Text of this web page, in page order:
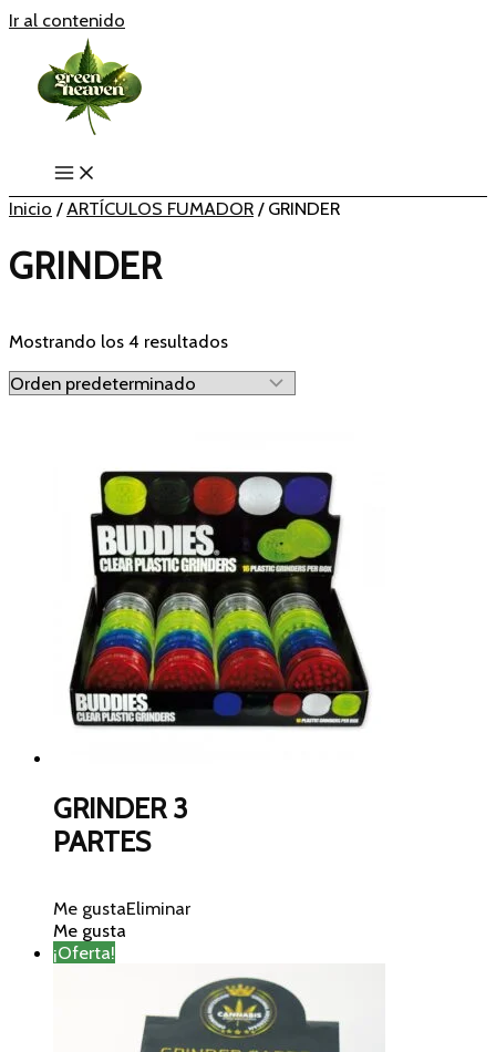
Ir al contenido
Inicio /ARTÍCULOS FUMADOR / GRINDER
GRINDER
Mostrando los 4 resultados
GRINDER 3
PARTES
Me gustaEliminar
Me gusta
¡Oferta!